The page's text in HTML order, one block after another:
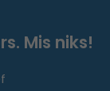
Mis niks!